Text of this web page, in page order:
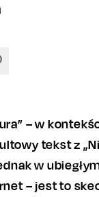
– w
tekst z
w
– jest to